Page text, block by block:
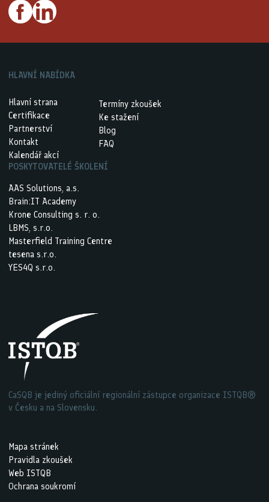
HLAVNÍ NABÍDKA
Hlavní strana
Certifikace
Partnerství
Kontakt
Kalendář akcí
Termíny zkoušek
Ke stažení
Blog
FAQ
POSKYTOVATELÉ ŠKOLENÍ
AAS Solutions, a.s.
Brain:IT Academy
Krone Consulting s. r. o.
LBMS, s.r.o.
Masterfield Training Centre
tesena s.r.o.
YES4Q s.r.o.
CaSQB je jediný oficiální regionální zástupce organizace ISTQB®
v Česku a na Slovensku.
Mapa stránek
Pravidla zkoušek
Web ISTQB
Ochrana soukromí